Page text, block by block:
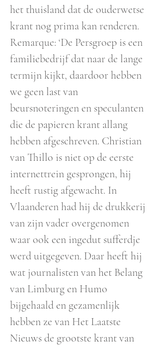
het thuisland dat de ouderwetse
krant nog prima kan renderen.
Remarque: ‘De Persgroep is een
familiebedrijf dat naar de lange
termijn kijkt, daardoor hebben
we geen last van
beursnoteringen en speculanten
die de papieren krant allang
hebben afgeschreven. Christian
van Thillo is niet op de eerste
internettrein gesprongen, hij
heeft rustig afgewacht. In
Vlaanderen had hij de drukkerij
van zijn vader overgenomen
waar ook een ingedut sufferdje
werd uitgegeven. Daar heeft hij
wat journalisten van het Belang
van Limburg en Humo
bijgehaald en gezamenlijk
hebben ze van Het Laatste
Nieuws de grootste krant van